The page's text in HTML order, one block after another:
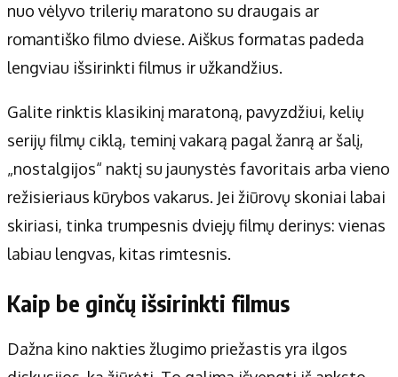
nuo vėlyvo trilerių maratono su draugais ar
romantiško filmo dviese. Aiškus formatas padeda
lengviau išsirinkti filmus ir užkandžius.
Galite rinktis klasikinį maratoną, pavyzdžiui, kelių
serijų filmų ciklą, teminį vakarą pagal žanrą ar šalį,
„nostalgijos“ naktį su jaunystės favoritais arba vieno
režisieriaus kūrybos vakarus. Jei žiūrovų skoniai labai
skiriasi, tinka trumpesnis dviejų filmų derinys: vienas
labiau lengvas, kitas rimtesnis.
Kaip be ginčų išsirinkti filmus
Dažna kino nakties žlugimo priežastis yra ilgos